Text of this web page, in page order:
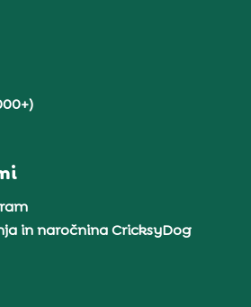
in naročnina CricksyDog